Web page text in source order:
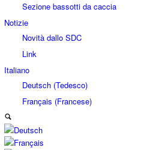
Sezione bassotti da caccia
Notizie
Novità dallo SDC
Link
Italiano
Deutsch (Tedesco)
Français (Francese)